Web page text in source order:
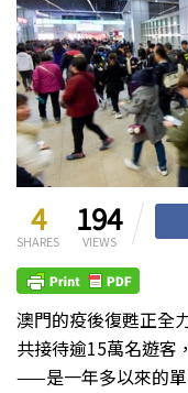
4
SHARES
194
VIEWS
澳門的疫後復甦正全
共接待逾15萬名遊客
——是一年多以來的單